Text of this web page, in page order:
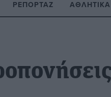
ΡΕΠΟΡΤΆΖ ΑΘΛΗΤΙΚΆ